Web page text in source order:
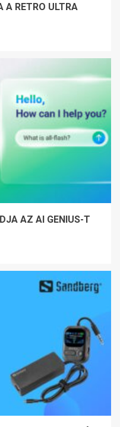
A RETRO ULTRA
AZ AI GENIUS-T